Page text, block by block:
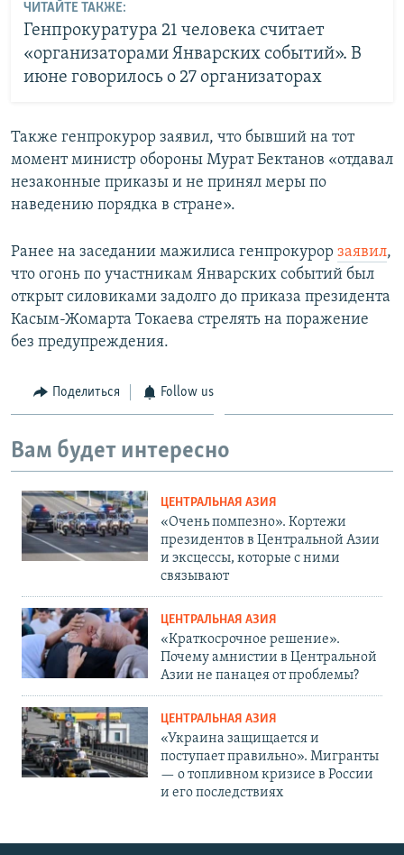
ЧИТАЙТЕ ТАКЖЕ:
Генпрокуратура 21 человека считает
«организаторами Январских событий». В
июне говорилось о 27 организаторах
Также генпрокурор заявил, что бывший на тот
момент министр обороны Мурат Бектанов «отдавал
незаконные приказы и не принял меры по
наведению порядка в стране».
Ранее на заседании мажилиса генпрокурор заявил,
что огонь по участникам Январских событий был
открыт силовиками задолго до приказа президента
Касым-Жомарта Токаева стрелять на поражение
без предупреждения.
Поделиться Follow us
Вам будет интересно
ЦЕНТРАЛЬНАЯ АЗИЯ
«Очень помпезно». Кортежи
президентов в Центральной Азии
и эксцессы, которые с ними
связывают
ЦЕНТРАЛЬНАЯ АЗИЯ
«Краткосрочное решение».
Почему амнистии в Центральной
Азии не панацея от проблемы?
ЦЕНТРАЛЬНАЯ АЗИЯ
«Украина защищается и
поступает правильно». Мигранты
— о топливном кризисе в России
и его последствиях